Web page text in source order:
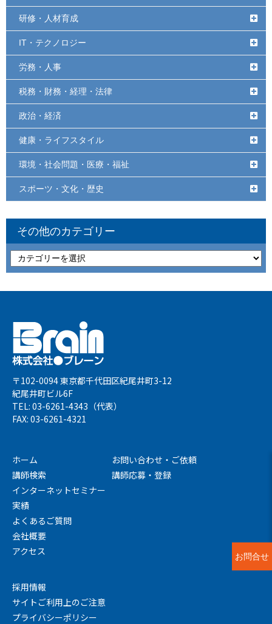
研修・人材育成
IT・テクノロジー
労務・人事
税務・財務・経理・法律
政治・経済
健康・ライフスタイル
環境・社会問題・医療・福祉
スポーツ・文化・歴史
その他のカテゴリー
〒102-0094 東京都千代田区紀尾井町3-12
紀尾井町ビル6F
TEL: 03-6261-4343（代表）
FAX: 03-6261-4321
ホーム
講師検索
インターネットセミナー
実績
よくあるご質問
会社概要
アクセス
お問い合わせ・ご依頼
講師応募・登録
採用情報
サイトご利用上のご注意
プライバシーポリシー
お問合せ